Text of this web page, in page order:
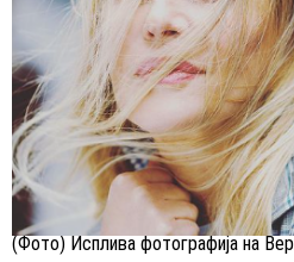
(Фото) Исплива фотографија на